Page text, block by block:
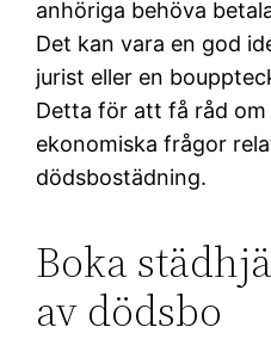
anhöriga behöva
Det kan vara en god
jurist eller en
Detta för att få råd
ekonomiska frågor
dödsbostädning.
Boka
av dödsbo